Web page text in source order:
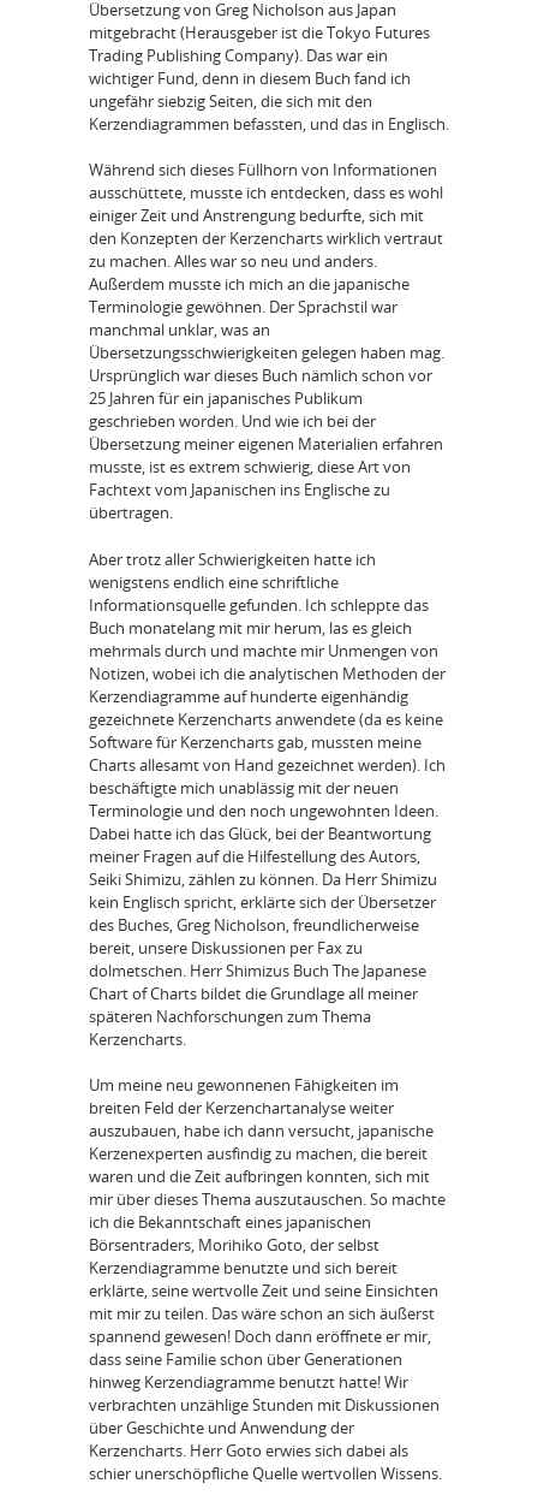
Übersetzung von Greg Nicholson aus Japan
mitgebracht (Herausgeber ist die Tokyo Futures
Trading Publishing Company). Das war ein
wichtiger Fund, denn in diesem Buch fand ich
ungefähr siebzig Seiten, die sich mit den
Kerzendiagrammen befassten, und das in Englisch.
Während sich dieses Füllhorn von Informationen
ausschüttete, musste ich entdecken, dass es wohl
einiger Zeit und Anstrengung bedurfte, sich mit
den Konzepten der Kerzencharts wirklich vertraut
zu machen. Alles war so neu und anders.
Außerdem musste ich mich an die japanische
Terminologie gewöhnen. Der Sprachstil war
manchmal unklar, was an
Übersetzungsschwierigkeiten gelegen haben mag.
Ursprünglich war dieses Buch nämlich schon vor
25 Jahren für ein japanisches Publikum
geschrieben worden. Und wie ich bei der
Übersetzung meiner eigenen Materialien erfahren
musste, ist es extrem schwierig, diese Art von
Fachtext vom Japanischen ins Englische zu
übertragen.
Aber trotz aller Schwierigkeiten hatte ich
wenigstens endlich eine schriftliche
Informationsquelle gefunden. Ich schleppte das
Buch monatelang mit mir herum, las es gleich
mehrmals durch und machte mir Unmengen von
Notizen, wobei ich die analytischen Methoden der
Kerzendiagramme auf hunderte eigenhändig
gezeichnete Kerzencharts anwendete (da es keine
Software für Kerzencharts gab, mussten meine
Charts allesamt von Hand gezeichnet werden). Ich
beschäftigte mich unablässig mit der neuen
Terminologie und den noch ungewohnten Ideen.
Dabei hatte ich das Glück, bei der Beantwortung
meiner Fragen auf die Hilfestellung des Autors,
Seiki Shimizu, zählen zu können. Da Herr Shimizu
kein Englisch spricht, erklärte sich der Übersetzer
des Buches, Greg Nicholson, freundlicherweise
bereit, unsere Diskussionen per Fax zu
dolmetschen. Herr Shimizus Buch The Japanese
Chart of Charts bildet die Grundlage all meiner
späteren Nachforschungen zum Thema
Kerzencharts.
Um meine neu gewonnenen Fähigkeiten im
breiten Feld der Kerzenchartanalyse weiter
auszubauen, habe ich dann versucht, japanische
Kerzenexperten ausfindig zu machen, die bereit
waren und die Zeit aufbringen konnten, sich mit
mir über dieses Thema auszutauschen. So machte
ich die Bekanntschaft eines japanischen
Börsentraders, Morihiko Goto, der selbst
Kerzendiagramme benutzte und sich bereit
erklärte, seine wertvolle Zeit und seine Einsichten
mit mir zu teilen. Das wäre schon an sich äußerst
spannend gewesen! Doch dann eröffnete er mir,
dass seine Familie schon über Generationen
hinweg Kerzendiagramme benutzt hatte! Wir
verbrachten unzählige Stunden mit Diskussionen
über Geschichte und Anwendung der
Kerzencharts. Herr Goto erwies sich dabei als
schier unerschöpfliche Quelle wertvollen Wissens.